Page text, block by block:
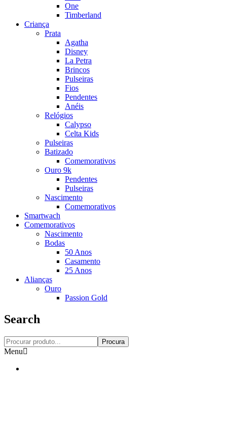
One
Timberland
Criança
Prata
Agatha
Disney
La Petra
Brincos
Pulseiras
Fios
Pendentes
Anéis
Relógios
Calypso
Celta Kids
Pulseiras
Batizado
Comemorativos
Ouro 9k
Pendentes
Pulseiras
Nascimento
Comemorativos
Smartwach
Comemorativos
Nascimento
Bodas
50 Anos
Casamento
25 Anos
Alianças
Ouro
Passion Gold
Search
Procura
Menu